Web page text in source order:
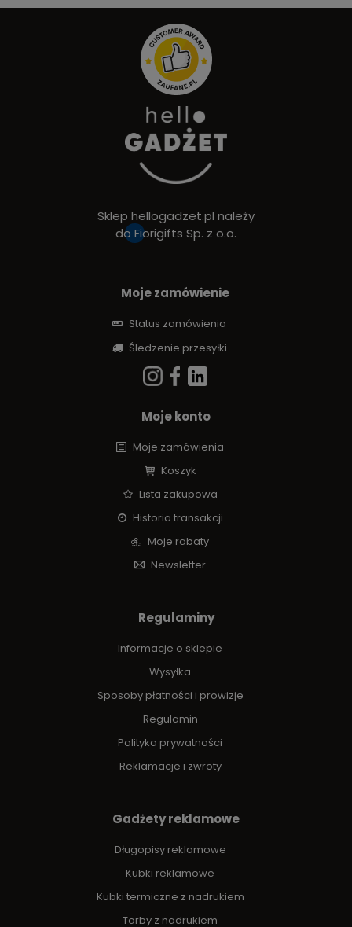
Sklep hellogadzet.pl należy
do Fiorigifts Sp. z o.o.
Moje zamówienie
Status zamówienia
Śledzenie przesyłki
Moje konto
Moje zamówienia
Koszyk
Lista zakupowa
Historia transakcji
Moje rabaty
Newsletter
Regulaminy
Informacje o sklepie
Wysyłka
Sposoby płatności i prowizje
Regulamin
Polityka prywatności
Reklamacje i zwroty
Gadżety reklamowe
Długopisy reklamowe
Kubki reklamowe
Kubki termiczne z nadrukiem
Torby z nadrukiem